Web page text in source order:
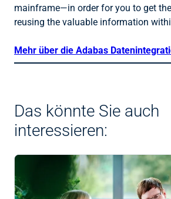
mainframe—in order for you to get
reusing the valuable information
Mehr über die Adabas
Das könnte Sie auch
interessieren: